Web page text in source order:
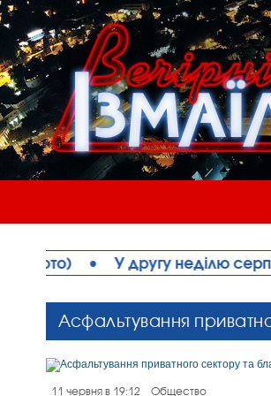
неділю серпня
Асфальтування
11 червня в 19:12 Общество